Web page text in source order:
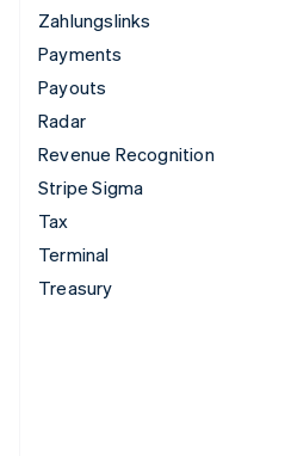
Zahlungslinks
Payments
Payouts
Radar
Revenue Recognition
Stripe Sigma
Tax
Terminal
Treasury